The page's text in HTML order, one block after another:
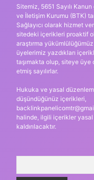
Sitemiz, 5651 Sayılı
ve İletişim Kurumu (BTK)
Sağlayıcı olarak hizmet
sitedeki içerikleri proaktif
araştırma
üyelerimiz yazdıkları
taşımakta olup, siteye
etmiş sayılırlar.
Hukuka ve yasal
düşündüğünüz içerikleri,
halinde, ilgili içerikler
kaldırılacaktır.